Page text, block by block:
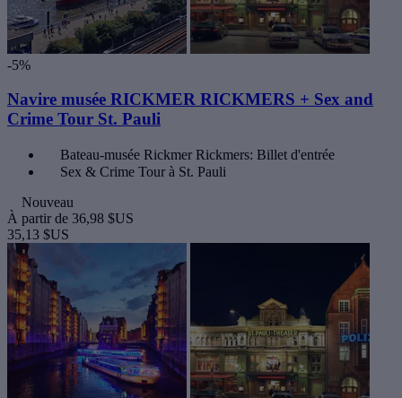
-5%
Navire musée RICKMER RICKMERS + Sex and
Crime Tour St. Pauli
Bateau-musée Rickmer Rickmers: Billet d'entrée
Sex & Crime Tour à St. Pauli
Nouveau
À partir de 36,98 $US
35,13 $US